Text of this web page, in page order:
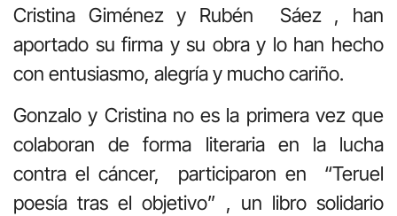
Cristina Giménez y Rubén Sáez , han
aportado su firma y su obra y lo han hecho
con entusiasmo, alegría y mucho cariño.
Gonzalo y Cristina no es la primera vez que
colaboran de forma literaria en la lucha
contra el cáncer, participaron en “Teruel
poesía tras el objetivo” , un libro solidario